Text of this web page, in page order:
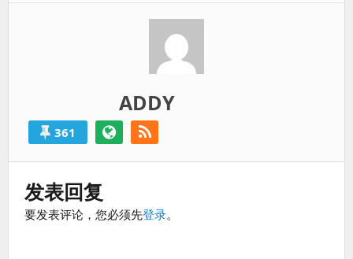
算
ADDY
361
发表回复
要发表评论，您必须先登录。